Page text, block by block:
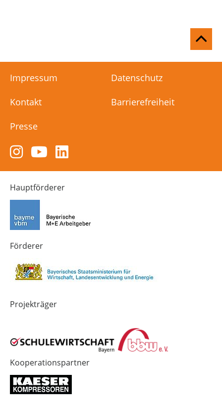
Impressum Datenschutz
Kontakt Barrierefreiheit
Presse
Zum
Instagram-
Kanal
von
Technik-
in
Bayern
4.0
Zum
YouTube-
Kanal
von
LinkedIn-
Kanal
Hauptförderer
Förderer
Projekträger
Kooperationspartner